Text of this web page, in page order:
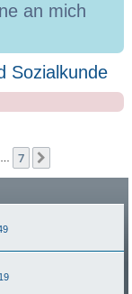
an mich
Sozialkunde
7